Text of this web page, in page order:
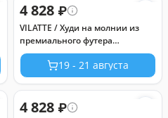
4 828 ₽
VILATTE / Худи на молнии из
премиального футера
трехнитки с начесом
19 - 21 августа
4 828 ₽